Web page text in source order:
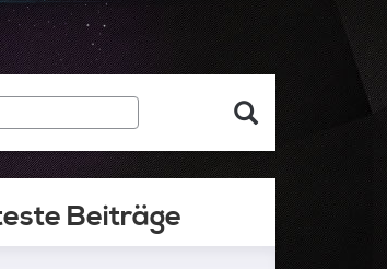
Beiträge